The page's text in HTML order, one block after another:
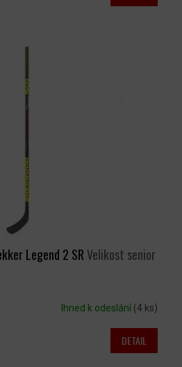
Legend 2 SR Velikost senior
Ihned k odeslání (4 ks)
DETAIL